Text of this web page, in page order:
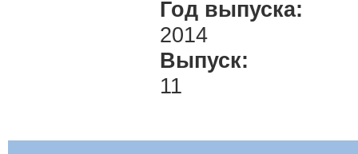
Год выпуска:
2014
Выпуск:
11